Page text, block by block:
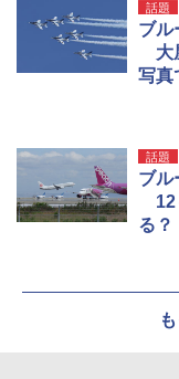
話題
ブル
大
写真
話題
ブル
12
る？